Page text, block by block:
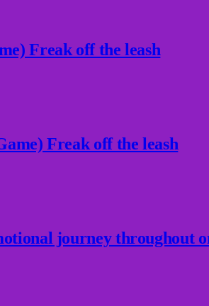
Freak off the leash
Freak off the leash
journey throughout